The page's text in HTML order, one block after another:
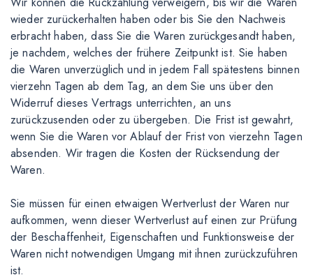
wieder zurückerhalten haben oder bis Sie den Nachweis
erbracht haben, dass Sie die Waren zurückgesandt haben,
je nachdem, welches der frühere Zeitpunkt ist. Sie haben
die Waren unverzüglich und in jedem Fall spätestens binnen
vierzehn Tagen ab dem Tag, an dem Sie uns über den
Widerruf dieses Vertrags unterrichten, an uns
zurückzusenden oder zu übergeben. Die Frist ist gewahrt,
wenn Sie die Waren vor Ablauf der Frist von vierzehn Tagen
absenden. Wir tragen die Kosten der Rücksendung der
Waren.
Sie müssen für einen etwaigen Wertverlust der Waren nur
aufkommen, wenn dieser Wertverlust auf einen zur Prüfung
der Beschaffenheit, Eigenschaften und Funktionsweise der
Waren nicht notwendigen Umgang mit ihnen zurückzuführen
ist.